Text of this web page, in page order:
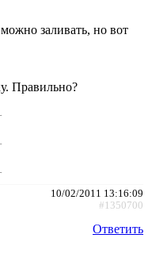
заливать, но вот
Правильно?
10/02/2011 13:16:09
#1350700
Ответить